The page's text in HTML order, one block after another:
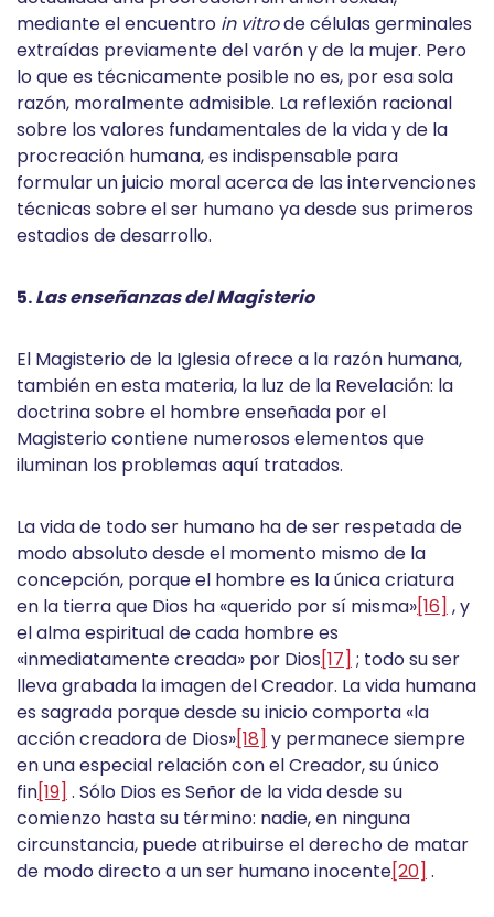
mediante el encuentro in vitrode células germinales
extraídas previamente del varón y de la mujer. Pero
lo que es técnicamente posible no es, por esa sola
razón, moralmente admisible. La reflexión racional
sobre los valores fundamentales de la vida y de la
procreación humana, es indispensable para
formular un juicio moral acerca de las intervenciones
técnicas sobre el ser humano ya desde sus primeros
estadios de desarrollo.
5.Las enseñanzas del Magisterio
El Magisterio de la Iglesia ofrece a la razón humana,
también en esta materia, la luz de la Revelación: la
doctrina sobre el hombre enseñada por el
Magisterio contiene numerosos elementos que
iluminan los problemas aquí tratados.
La vida de todo ser humano ha de ser respetada de
modo absoluto desde el momento mismo de la
concepción, porque el hombre es la única criatura
en la tierra que Dios ha «querido por sí misma»[16] , y
el alma espiritual de cada hombre es
«inmediatamente creada» por Dios[17] ; todo su ser
lleva grabada la imagen del Creador. La vida humana
es sagrada porque desde su inicio comporta «la
acción creadora de Dios»[18] y permanece siempre
en una especial relación con el Creador, su único
fin[19] . Sólo Dios es Señor de la vida desde su
comienzo hasta su término: nadie, en ninguna
circunstancia, puede atribuirse el derecho de matar
de modo directo a un ser humano inocente[20] .